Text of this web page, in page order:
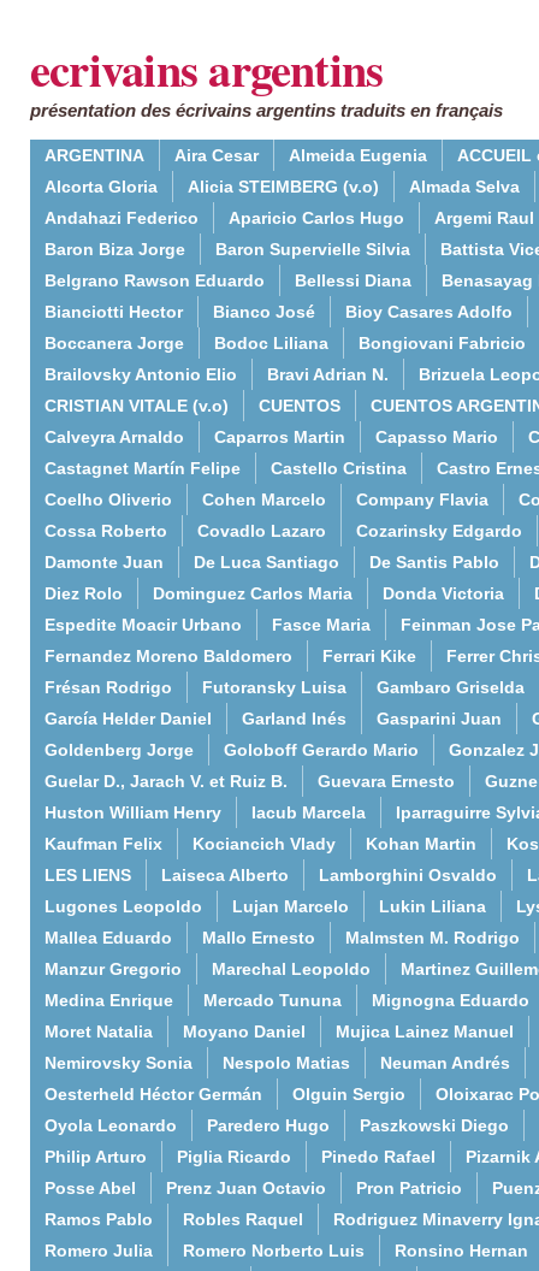
ecrivains argentins
présentation des écrivains argentins traduits en français
ARGENTINA Aira Cesar Almeida Eugenia
ACCUEIL
Alcorta Gloria
Alicia STEIMBERG (v.o)
Almada Selva
Andahazi Federico
Aparicio Carlos Hugo
Argemi Raul
Baron Biza Jorge
Baron Supervielle Silvia
Battista
Belgrano Rawson Eduardo
Bellessi Diana
Benasayag
Bianciotti Hector
Bianco José
Bioy Casares Adolfo
Boccanera Jorge
Bodoc Liliana
Bongiovani Fabricio
Brailovsky Antonio Elio
Bravi Adrian N.
Brizuela
CRISTIAN VITALE (v.o)
CUENTOS
CUENTOS
Calveyra Arnaldo
Caparros Martin Capasso Mario
Castagnet Martín Felipe
Castello Cristina
Castro
Coelho Oliverio
Cohen Marcelo Company Flavia
Cossa Roberto
Covadlo Lazaro
Cozarinsky Edgardo
Damonte Juan
De Luca Santiago De Santis Pablo
Diez Rolo
Dominguez Carlos Maria Donda Victoria
Espedite Moacir Urbano
Fasce Maria
Feinman Jose
Fernandez Moreno Baldomero
Ferrari Kike
Ferrer
Frésan Rodrigo
Futoransky Luisa
Gambaro Griselda
García Helder Daniel
Garland Inés Gasparini Juan
Goldenberg Jorge
Goloboff Gerardo Mario
Gonzalez
Guelar D., Jarach V. et Ruiz B.
Guevara Ernesto
Huston William Henry
Iacub Marcela
Iparraguirre
Kaufman Felix
Kociancich Vlady Kohan Martin
LES LIENS
Laiseca Alberto Lamborghini Osvaldo
Lugones Leopoldo
Lujan Marcelo Lukin Liliana
Mallea Eduardo
Mallo Ernesto
Malmsten M. Rodrigo
Manzur Gregorio
Marechal Leopoldo
Martinez
Medina Enrique
Mercado Tununa
Mignogna Eduardo
Moret Natalia
Moyano Daniel
Mujica Lainez Manuel
Nemirovsky Sonia
Nespolo Matias
Neuman Andrés
Oesterheld Héctor Germán
Olguin Sergio
Oloixarac
Oyola Leonardo
Paredero Hugo
Paszkowski Diego
Philip Arturo
Piglia Ricardo Pinedo Rafael
Pizarnik
Posse Abel
Prenz Juan Octavio Pron Patricio
Ramos Pablo
Robles Raquel
Rodriguez Minaverry
Romero Julia
Romero Norberto Luis
Ronsino Hernan